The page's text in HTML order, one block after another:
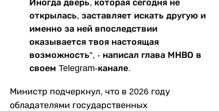
Иногда дверь, которая сегодня не
открылась, заставляет искать другую и
именно за ней впоследствии
оказывается твоя настоящая
возможность", - написал глава МНВО в
своем Telegram-канале.
Министр подчеркнул, что в 2026 году
обладателями государственных